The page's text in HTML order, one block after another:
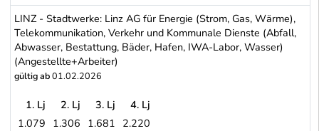
GRAZ - Holding GRAZ - Kommunale Dienstleistungen GmbH -
LINZ - Stadtwerke: Linz AG für Energie (Strom, Gas, Wärme),
Telekommunikation, Verkehr und Kommunale Dienste (Abfall,
Abwasser, Bestattung, Bäder, Hafen, IWA-Labor, Wasser)
(Angestellte+Arbeiter)
gültig ab01.02.2026
1. Lj 2. Lj 3. Lj
4. Lj
1.079 1.306 1.681 2.220